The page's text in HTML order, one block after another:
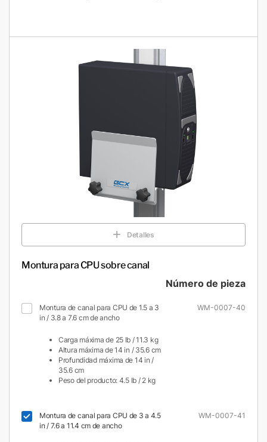
Detalles
Montura para CPU sobre canal
Número de pieza
Montura de canal para CPU de 1.5 a 3
in / 3.8 a 7.6 cm de ancho
Carga máxima de 25 lb / 11.3 kg
Altura máxima de 14 in / 35.6 cm
Profundidad máxima de 14 in /
35.6 cm
Peso del producto: 4.5 lb / 2 kg
WM-0007-40
Montura de canal para CPU de 3 a 4.5
in / 7.6 a 11.4 cm de ancho
WM-0007-41